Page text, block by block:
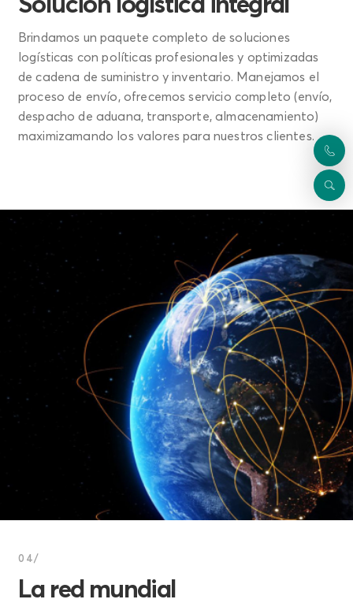
Brindamos un paquete completo de soluciones
logísticas con políticas profesionales y optimizadas
de cadena de suministro y inventario. Manejamos el
proceso de envío, ofrecemos servicio completo (envío,
despacho de aduana, transporte, almacenamiento)
maximizamando los valores para nuestros clientes.
04/
La red mundial